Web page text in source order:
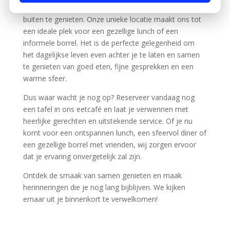
buiten te genieten. Onze unieke locatie maakt ons tot
een ideale plek voor een gezellige lunch of een
informele borrel. Het is de perfecte gelegenheid om
het dagelijkse leven even achter je te laten en samen
te genieten van goed eten, fijne gesprekken en een
warme sfeer.
Dus waar wacht je nog op? Reserveer vandaag nog
een tafel in ons eetcafé en laat je verwennen met
heerlijke gerechten en uitstekende service. Of je nu
komt voor een ontspannen lunch, een sfeervol diner of
een gezellige borrel met vrienden, wij zorgen ervoor
dat je ervaring onvergetelijk zal zijn.
Ontdek de smaak van samen genieten en maak
herinneringen die je nog lang bijblijven. We kijken
ernaar uit je binnenkort te verwelkomen!